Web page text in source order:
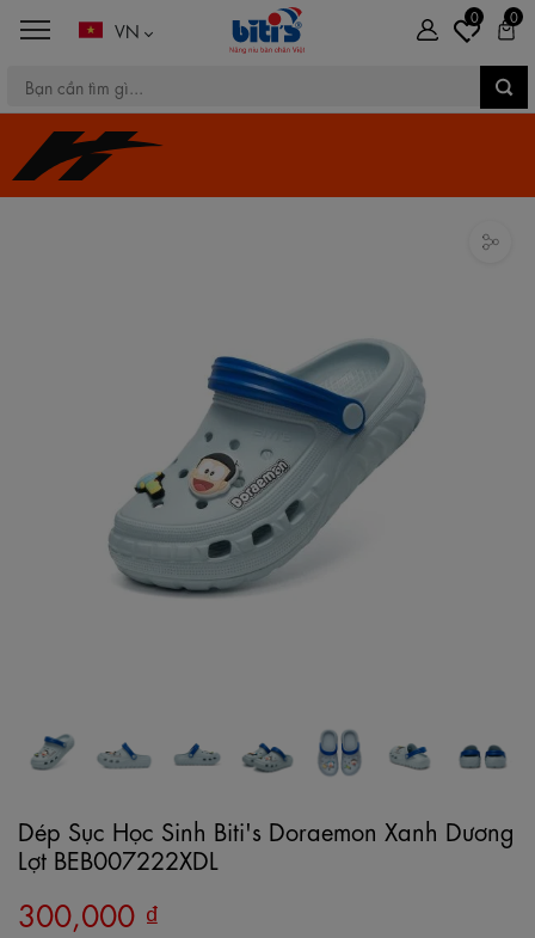
VN
0 0
Dép Sục Học Sinh Biti's Doraemon Xanh Dương
Lợt BEB007222XDL
300,000 ₫